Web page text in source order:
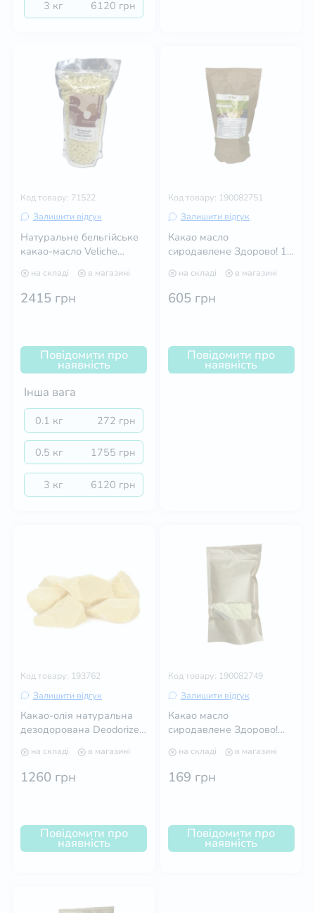
3 кг 6120 грн
Код товару: 71522
Залишити відгук
Натуральне бельгійське
какао-масло Veliche
на складі в магазині
2415 грн
Повідомити про
наявність
Інша вага
0.1 кг 272 грн
0.5 кг 1755 грн
3 кг 6120 грн
Код товару: 190082751
Залишити відгук
Какао масло
сиродавлене Здорово! 1
на складі в магазині
605 грн
Повідомити про
наявність
Код товару: 193762
Залишити відгук
Какао-олія натуральна
дезодорована Deodorized
на складі в магазині
1260 грн
Повідомити про
наявність
Код товару: 190082749
Залишити відгук
Какао масло
сиродавлене Здорово!
на складі в магазині
169 грн
Повідомити про
наявність